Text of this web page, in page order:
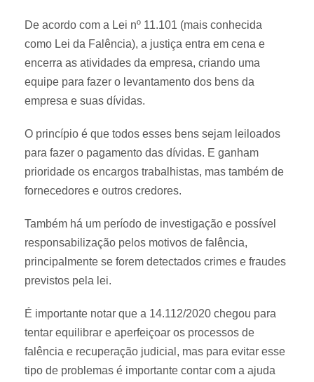
De acordo com a Lei nº 11.101 (mais conhecida
como Lei da Falência), a justiça entra em cena e
encerra as atividades da empresa, criando uma
equipe para fazer o levantamento dos bens da
empresa e suas dívidas.
O princípio é que todos esses bens sejam leiloados
para fazer o pagamento das dívidas. E ganham
prioridade os encargos trabalhistas, mas também de
fornecedores e outros credores.
Também há um período de investigação e possível
responsabilização pelos motivos de falência,
principalmente se forem detectados crimes e fraudes
previstos pela lei.
É importante notar que a 14.112/2020 chegou para
tentar equilibrar e aperfeiçoar os processos de
falência e recuperação judicial, mas para evitar esse
tipo de problemas é importante contar com a ajuda